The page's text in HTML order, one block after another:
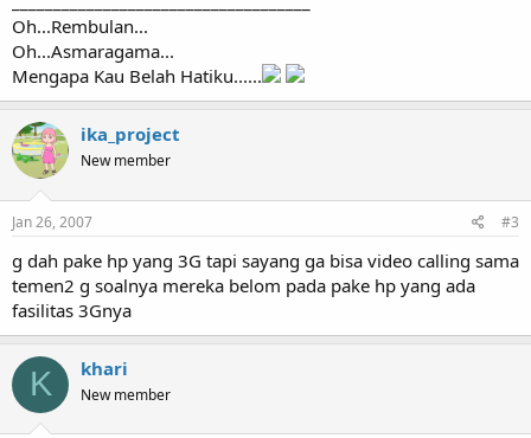
Oh...Rembulan...
Oh...Asmaragama...
Mengapa Kau Belah Hatiku......
ika_project
New member
Jan 26, 2007 #3
g dah pake hp yang 3G tapi sayang ga bisa video calling sama
temen2 g soalnya mereka belom pada pake hp yang ada
fasilitas 3Gnya
K khari
New member